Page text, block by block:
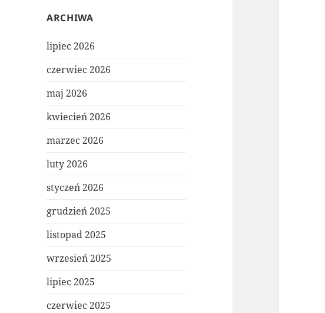
ARCHIWA
lipiec 2026
czerwiec 2026
maj 2026
kwiecień 2026
marzec 2026
luty 2026
styczeń 2026
grudzień 2025
listopad 2025
wrzesień 2025
lipiec 2025
czerwiec 2025